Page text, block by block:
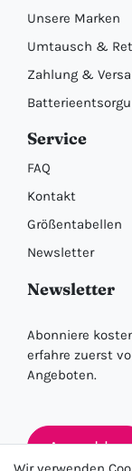
Unsere Marken
Umtausch &
Zahlung &
Service
FAQ
Kontakt
Größentabellen
Newsletter
Newsletter
Abonniere
erfahre zuerst
Angeboten.
Anmelden